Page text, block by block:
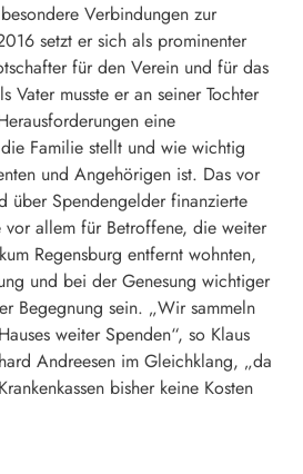
Verbindungen zur
setzt er sich als prominenter
für den Verein und für das
Vater musste er an seiner Tochter
eine
Familie stellt und wie wichtig
und Angehörigen ist. Das vor
über Spendengelder finanzierte
vor allem für Betroffene, die weiter
Regensburg entfernt wohnten,
und bei der Genesung wichtiger
Begegnung sein. „Wir sammeln
weiter Spenden“, so Klaus
Andreesen im Gleichklang, „da
bisher keine Kosten